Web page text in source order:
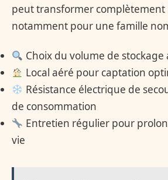
peut transformer complètement
notamment pour une famille
Choix du volume de stockage
Local aéré pour captation
Résistance électrique de
de consommation
Entretien régulier pour
vie